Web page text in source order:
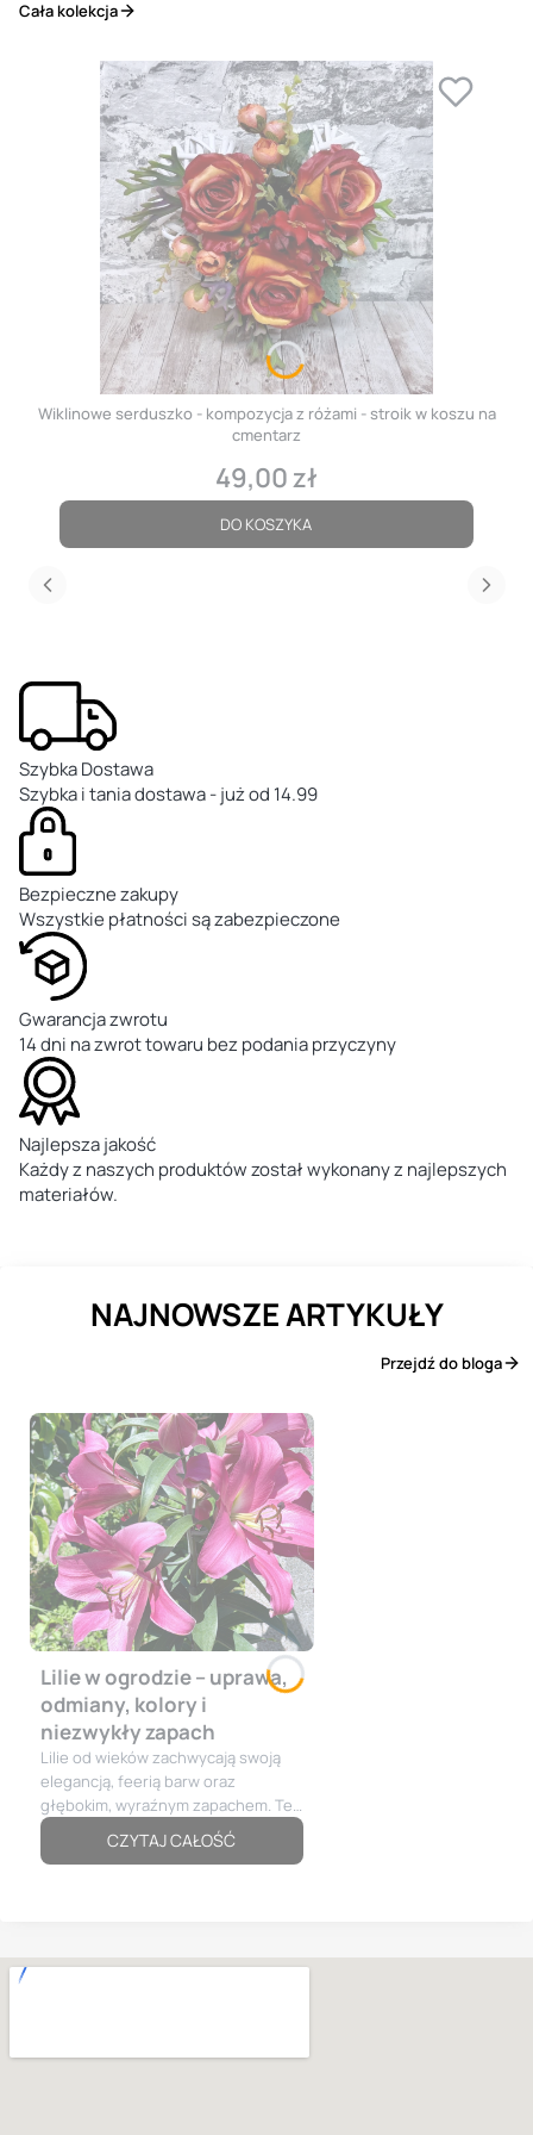
Cała kolekcja
Wiklinowe serduszko - kompozycja z różami - stroik w koszu na
cmentarz
Cena
49,00 zł
DO KOSZYKA
Szybka Dostawa
Szybka i tania dostawa - już od 14.99
Bezpieczne zakupy
Wszystkie płatności są zabezpieczone
Gwarancja zwrotu
14 dni na zwrot towaru bez podania przyczyny
Najlepsza jakość
Każdy z naszych produktów został wykonany z najlepszych
materiałów.
NAJNOWSZE ARTYKUŁY
Przejdź do bloga
Lilie w ogrodzie – uprawa,
odmiany, kolory i
niezwykły zapach
Lilie od wieków zachwycają swoją
elegancją, feerią barw oraz
głębokim, wyraźnym zapachem. Te
niezwykłe rośliny cebulowe
stanowią prawdziwą ozdobę letnich
najpiękniejsze odmiany lilii, poznaj
CZYTAJ CAŁOŚĆ